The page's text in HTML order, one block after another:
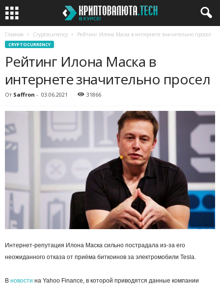
Главная Cryptocurrency Рейтинг Илона Маска в интернете значительно просел
CRYPTOCURRENCY
Рейтинг Илона Маска в
интернете значительно просел
От Saffron - 03.06.2021 31866
Интернет-репутация Илона Маска сильно пострадала из-за его
неожиданного отказа от приёма биткоинов за электромобили Tesla.
В новости на Yahoo Finance, в которой приводятся данные компании